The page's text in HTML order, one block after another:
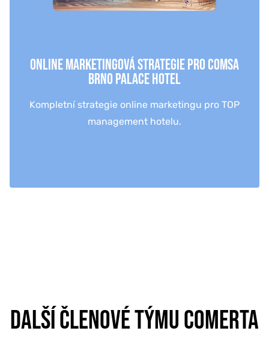
ONLINE MARKETINGOVÁ STRATEGIE PRO COMSA
BRNO PALACE HOTEL
Kompletní strategie online marketingu pro TOP
management hotelu.
DALŠÍ ČLENOVÉ TÝMU COMERTA